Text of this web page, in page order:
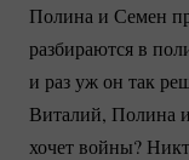
Полина и Семен
разбираются в
и раз уж он так
Виталий, Полина
хочет войны?